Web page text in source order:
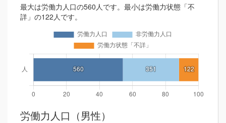
最大は労働力人口の560人です。最小は労働力状態「不
詳」の122人です。
労働力人口（男性）